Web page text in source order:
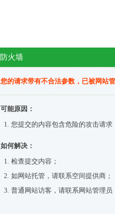
防火墙
您的请求带有不合法参数，已被网站
可能原因：
您提交的内容包含危险的攻击请求
如何解决：
检查提交内容；
如网站托管，请联系空间提供商；
普通网站访客，请联系网站管理员